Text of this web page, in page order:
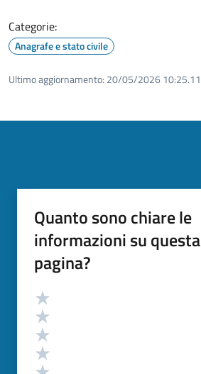
Categorie:
Anagrafe e stato civile
Ultimo aggiornamento: 20/05/2026 10:25.11
Quanto sono chiare le
informazioni su questa
pagina?
Valutazione